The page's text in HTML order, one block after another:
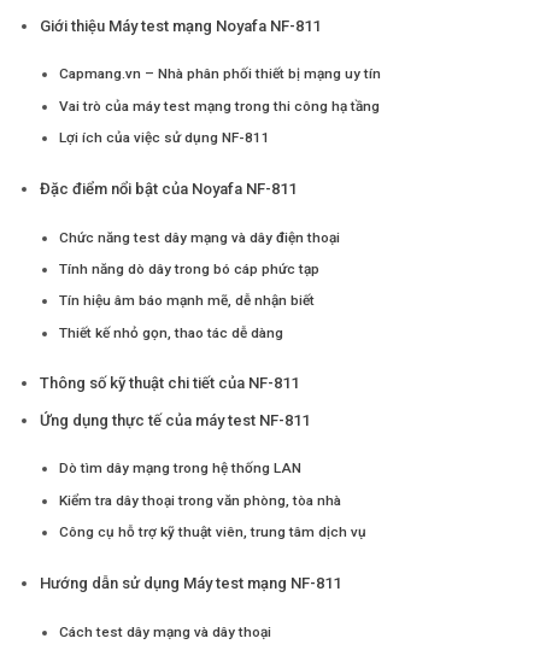
Giới thiệu Máy test mạng Noyafa NF-811
Capmang.vn – Nhà phân phối thiết bị mạng uy tín
Vai trò của máy test mạng trong thi công hạ tầng
Lợi ích của việc sử dụng NF-811
Đặc điểm nổi bật của Noyafa NF-811
Chức năng test dây mạng và dây điện thoại
Tính năng dò dây trong bó cáp phức tạp
Tín hiệu âm báo mạnh mẽ, dễ nhận biết
Thiết kế nhỏ gọn, thao tác dễ dàng
Thông số kỹ thuật chi tiết của NF-811
Ứng dụng thực tế của máy test NF-811
Dò tìm dây mạng trong hệ thống LAN
Kiểm tra dây thoại trong văn phòng, tòa nhà
Công cụ hỗ trợ kỹ thuật viên, trung tâm dịch vụ
Hướng dẫn sử dụng Máy test mạng NF-811
Cách test dây mạng và dây thoại